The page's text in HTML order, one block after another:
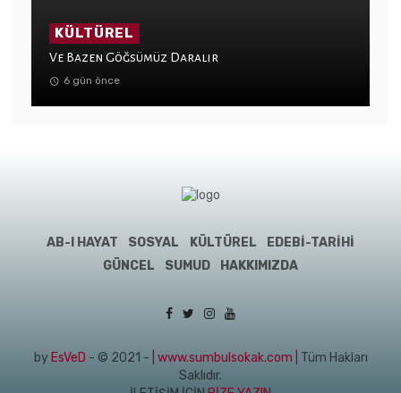
KÜLTÜREL
Ve Bazen Göğsümüz Daralır
6 gün önce
AB-I HAYAT SOSYAL KÜLTÜREL
EDEBI-TARIHI
GÜNCEL
SUMUD HAKKIMIZDA
by EsVeD - © 2021 - | www.sumbulsokak.com |
Tüm Hakları
Saklıdır.